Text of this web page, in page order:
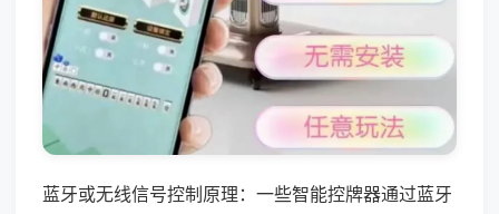
蓝牙或无线信号控制原理：一些智能控牌器通过蓝牙